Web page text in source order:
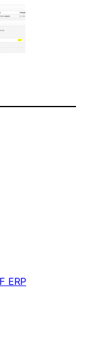
ERP